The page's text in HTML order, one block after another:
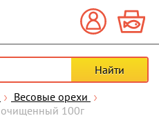
Весовые орехи
100г